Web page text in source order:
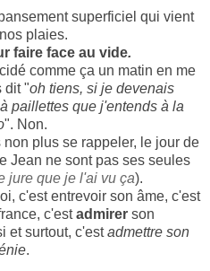
superficiel qui vient
plaies.
faire face au vide.
comme ça un matin en me
dit "oh tiens, si je devenais
paillettes que j'entends à la
". Non.
plus se rappeler, le jour de
Jean ne sont pas ses seules
jure que je l'ai vu ça).
c'est entrevoir son âme, c'est
c'estadmirer son
et surtout, c'estadmettre son
.